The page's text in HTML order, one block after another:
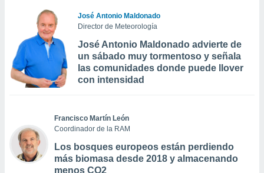
José Antonio Maldonado
Director de Meteorología
José Antonio Maldonado advierte de
un sábado muy tormentoso y señala
las comunidades donde puede llover
con intensidad
Francisco Martín León
Coordinador de la RAM
Los bosques europeos están perdiendo
más biomasa desde 2018 y almacenando
menos CO2